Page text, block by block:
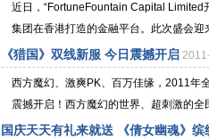
近日，“FortuneFountain Capital Limited
集团在香港打造的金融平台。此次盛会迎
《猎国》双线新服 今日震撼开启
西方魔幻、激爽PK、百万佳缘，2011年
震撼开启！西方魔幻的世界、超刺激的
国庆天天有礼来就送 《倩女幽魂》